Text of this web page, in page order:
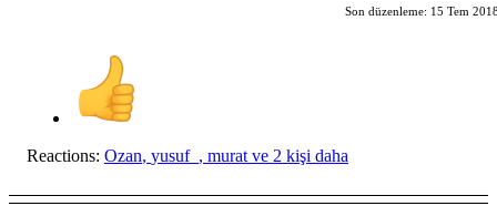
Son düzenleme: 15 Tem
Reactions: Ozan, yusuf_ , murat ve 2 kişi daha